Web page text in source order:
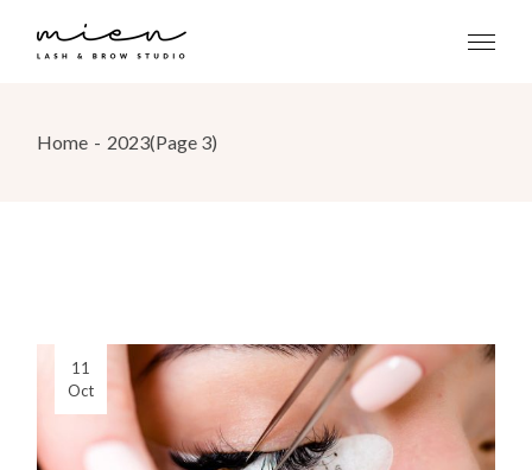
content
Home 2023(Page 3)
11
Oct